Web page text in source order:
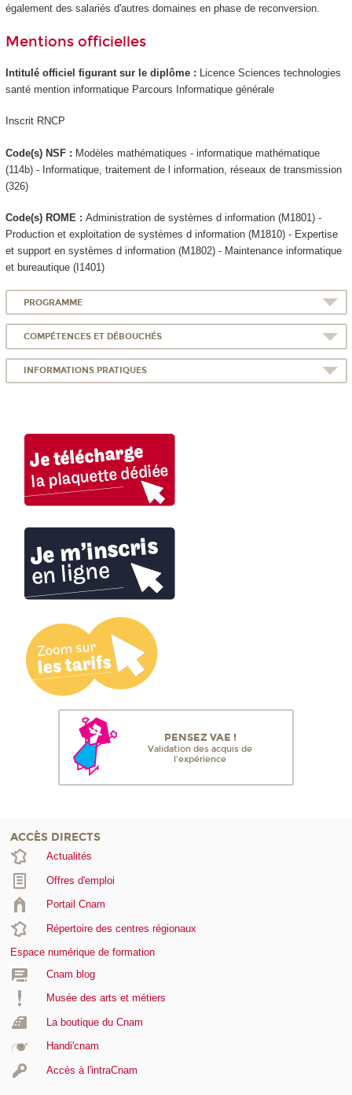
également des salariés d'autres domaines en phase de reconversion.
Mentions officielles
Intitulé officiel figurant sur le diplôme :
Licence Sciences technologies
santé mention informatique Parcours Informatique générale
Inscrit RNCP
Code(s) NSF : Modèles mathématiques - informatique mathématique
(114b) - Informatique, traitement de l information, réseaux de transmission
(326)
Code(s) ROME : Administration de systèmes d information (M1801) -
Production et exploitation de systèmes d information (M1810) - Expertise
et support en systèmes d information (M1802) - Maintenance informatique
et bureautique (I1401)
PROGRAMME
COMPÉTENCES ET DÉBOUCHÉS
INFORMATIONS PRATIQUES
PENSEZ VAE !
Validation des acquis de
l'expérience
ACCÈS DIRECTS
Actualités
Offres d'emploi
Portail Cnam
Répertoire des centres régionaux
Espace numérique de formation
Cnam blog
Musée des arts et métiers
La boutique du Cnam
Handi'cnam
Accès à l'intraCnam